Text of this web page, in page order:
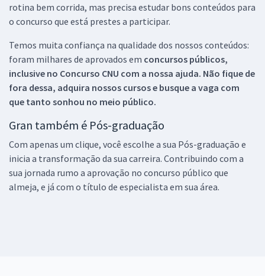
rotina bem corrida, mas precisa estudar bons conteúdos para
o concurso que está prestes a participar.
Temos muita confiança na qualidade dos nossos conteúdos:
foram milhares de aprovados em concursos públicos,
inclusive no Concurso CNU com a nossa ajuda. Não fique de
fora dessa, adquira nossos cursos e busque a vaga com
que tanto sonhou no meio público.
Gran também é Pós-graduação
Com apenas um clique, você escolhe a sua Pós-graduação e
inicia a transformação da sua carreira. Contribuindo com a
sua jornada rumo a aprovação no concurso público que
almeja, e já com o título de especialista em sua área.